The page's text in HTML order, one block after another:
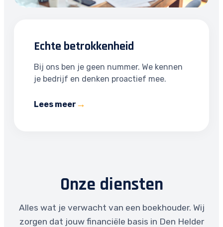
Echte betrokkenheid
Bij ons ben je geen nummer. We kennen
je bedrijf en denken proactief mee.
Lees meer
Onze diensten
Alles wat je verwacht van een boekhouder. Wij
zorgen dat jouw financiële basis in Den Helder